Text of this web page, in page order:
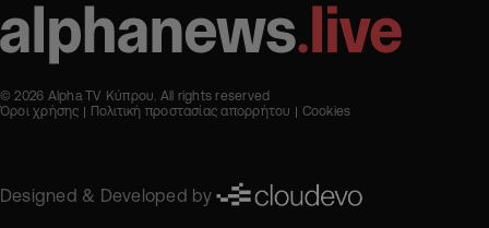
© 2026 Alpha TV Κύπρου. All rights reserved
Όροι χρήσης
Πολιτική προστασίας απορρήτου Cookies
Designed & Developed by